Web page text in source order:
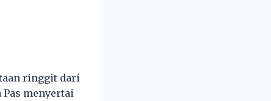
ringgit dari
menyertai